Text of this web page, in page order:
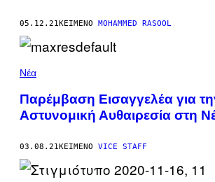
05.12.21ΚΕΊΜΕΝΟ MOHAMMED RASOOL
Νέα
Παρέμβαση Εισαγγελέα για
Αστυνομική Αυθαιρεσία στη
03.08.21ΚΕΊΜΕΝΟ VICE STAFF